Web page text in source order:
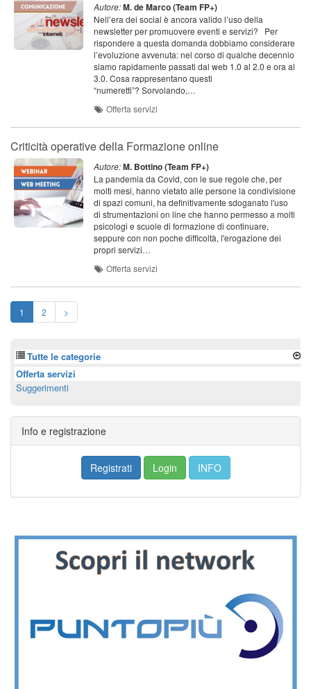
Autore:M. de Marco (Team FP+)
Nell’era dei social è ancora valido l’uso della
newsletter per promuovere eventi e servizi? Per
rispondere a questa domanda dobbiamo considerare
l’evoluzione avvenuta: nel corso di qualche decennio
siamo rapidamente passati dal web 1.0 al 2.0 e ora al
3.0. Cosa rappresentano questi
“numeretti”? Sorvolando,…
Offerta servizi
Criticità operative della Formazione online
Autore:M. Bottino (Team FP+)
La pandemia da Covid, con le sue regole che, per
molti mesi, hanno vietato alle persone la condivisione
di spazi comuni, ha definitivamente sdoganato l'uso
di strumentazioni on line che hanno permesso a molti
psicologi e scuole di formazione di continuare,
seppure con non poche difficoltà, l'erogazione dei
propri servizi…
Offerta servizi
1 2 >
Tutte le categorie
Offerta servizi
Suggerimenti
Info e registrazione
Registrati Login INFO